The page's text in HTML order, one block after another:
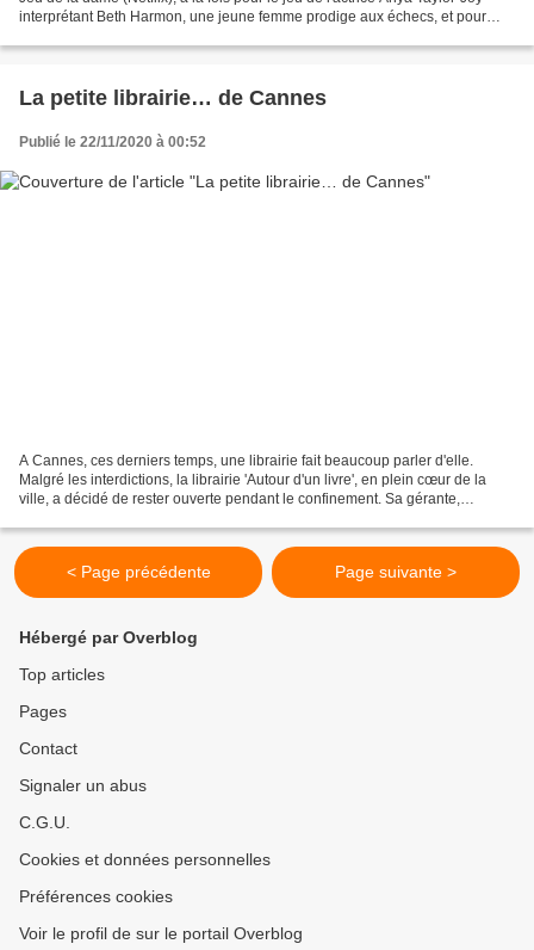
interprétant Beth Harmon, une jeune femme prodige aux échecs, et pour
La petite librairie… de Cannes
Publié le 22/11/2020 à 00:52
A Cannes, ces derniers temps, une librairie fait beaucoup parler d'elle.
Malgré les interdictions, la librairie 'Autour d'un livre', en plein cœur de la
ville, a décidé de rester ouverte pendant le confinement. Sa gérante,
< Page précédente Page suivante >
Hébergé par Overblog
Top articles
Pages
Contact
Signaler un abus
C.G.U.
Cookies et données personnelles
Préférences cookies
Voir le profil de sur le portail Overblog